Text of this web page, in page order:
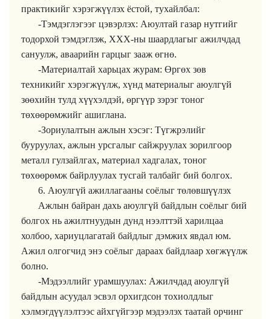
практикийг хэрэгжүүлэх ёстой, тухайлбал:
-Тэмдэглэгээг цэвэрлэх: Аюултай газар нутгийг
тодорхой тэмдэглэж, ХХХ-ны шаардлагыг ажилчдад
сануулж, аваарийн гарцыг зааж өгнө.
-Материалтай харьцах журам: Өргөх зөв
техникийг хэрэгжүүлж, хүнд материалыг аюулгүй
зөөхийн тулд хүүхэлдэй, өргүүр зэрэг тоног
төхөөрөмжийг ашиглана.
-Зориулалтын ажлын хэсэг: Түгжрэлийг
бууруулах, ажлын урсгалыг сайжруулах зорилгоор
металл гулзайлгах, материал хадгалах, тоног
төхөөрөмж байрлуулах тусгай талбайг бий болгох.
6. Аюулгүй ажиллагааны соёлыг төлөвшүүлэх
Ажлын байран дахь аюулгүй байдлын соёлыг бий
болгох нь ажилтнуудын дунд нээлттэй харилцаа
холбоо, хариуцлагатай байдлыг дэмжих явдал юм.
Ажил олгогчид энэ соёлыг дараах байдлаар хөгжүүлж
болно.
-Мэдээллийг урамшуулах: Ажилчдад аюулгүй
байдлын асуудал эсвэл орхигдсон тохиолдлыг
хэлмэгдүүлэлтээс айхгүйгээр мэдээлэх таатай орчинг